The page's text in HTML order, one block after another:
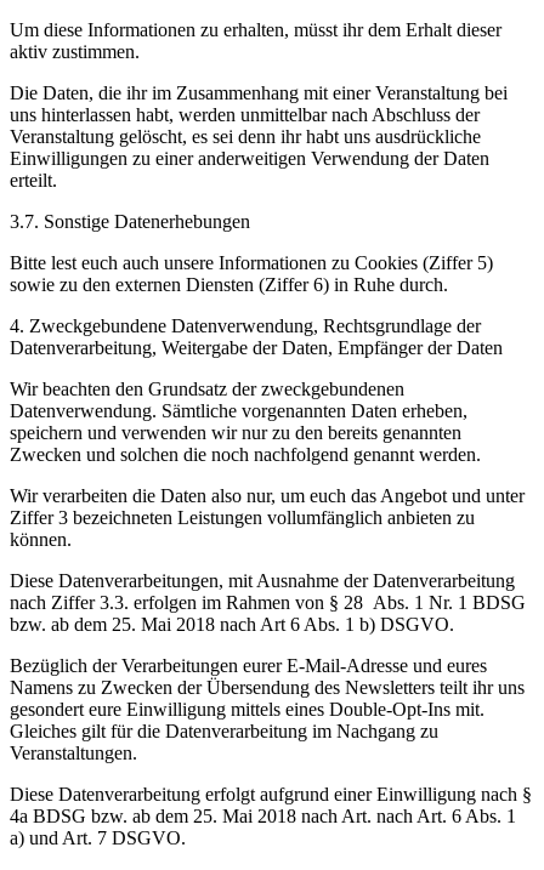
Um diese Informationen zu erhalten, müsst ihr dem Erhalt dieser
aktiv zustimmen.
Die Daten, die ihr im Zusammenhang mit einer Veranstaltung bei
uns hinterlassen habt, werden unmittelbar nach Abschluss der
Veranstaltung gelöscht, es sei denn ihr habt uns ausdrückliche
Einwilligungen zu einer anderweitigen Verwendung der Daten
erteilt.
3.7. Sonstige Datenerhebungen
Bitte lest euch auch unsere Informationen zu Cookies (Ziffer 5)
sowie zu den externen Diensten (Ziffer 6) in Ruhe durch.
4. Zweckgebundene Datenverwendung, Rechtsgrundlage der
Datenverarbeitung, Weitergabe der Daten, Empfänger der Daten
Wir beachten den Grundsatz der zweckgebundenen
Datenverwendung. Sämtliche vorgenannten Daten erheben,
speichern und verwenden wir nur zu den bereits genannten
Zwecken und solchen die noch nachfolgend genannt werden.
Wir verarbeiten die Daten also nur, um euch das Angebot und unter
Ziffer 3 bezeichneten Leistungen vollumfänglich anbieten zu
können.
Diese Datenverarbeitungen, mit Ausnahme der Datenverarbeitung
nach Ziffer 3.3. erfolgen im Rahmen von § 28 Abs. 1 Nr. 1 BDSG
bzw. ab dem 25. Mai 2018 nach Art 6 Abs. 1 b) DSGVO.
Bezüglich der Verarbeitungen eurer E-Mail-Adresse und eures
Namens zu Zwecken der Übersendung des Newsletters teilt ihr uns
gesondert eure Einwilligung mittels eines Double-Opt-Ins mit.
Gleiches gilt für die Datenverarbeitung im Nachgang zu
Veranstaltungen.
Diese Datenverarbeitung erfolgt aufgrund einer Einwilligung nach §
4a BDSG bzw. ab dem 25. Mai 2018 nach Art. nach Art. 6 Abs. 1
a) und Art. 7 DSGVO.